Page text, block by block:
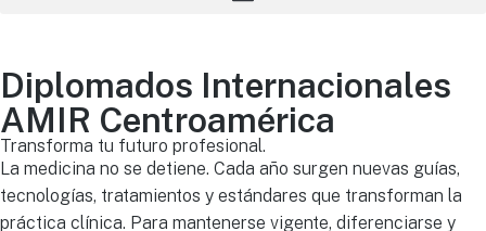
Diplomados Internacionales
AMIR Centroamérica
Transforma tu futuro profesional.
La medicina no se detiene. Cada año surgen nuevas guías,
tecnologías, tratamientos y estándares que transforman la
práctica clínica. Para mantenerse vigente, diferenciarse y